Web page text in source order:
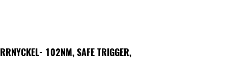
102NM, SAFE TRIGGER,